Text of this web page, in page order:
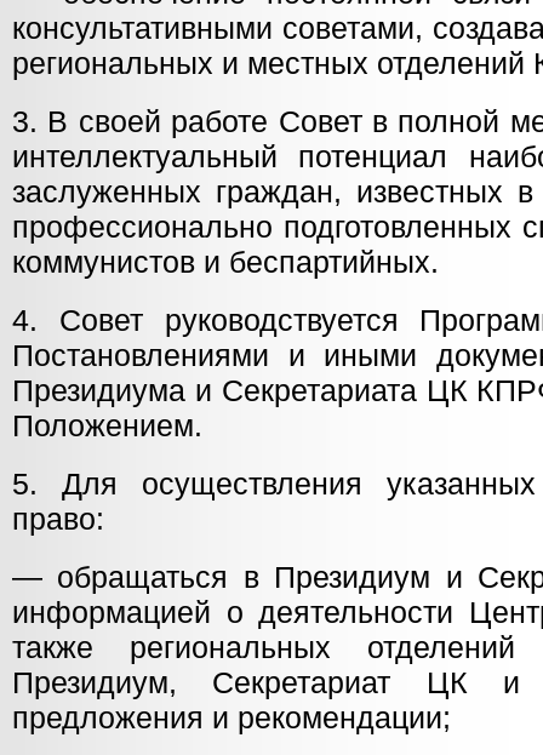
консультативными советами,
региональных и местных
3. В своей работе Совет в полной
интеллектуальный потенциал
заслуженных граждан, известных
профессионально подготовленных
коммунистов и беспартийных.
4. Совет руководствуется
Постановлениями и иными
Президиума и Секретариата ЦК
Положением.
5. Для осуществления
право:
— обращаться в Президиум и
информацией о деятельности
также региональных
Президиум, Секретариат ЦК
предложения и рекомендации;